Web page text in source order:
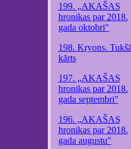
199. „AKAŠAS
hronikas par 2018.
gada oktobri"
198. Kryons. Tukšā
kārts
197. „AKAŠAS
hronikas par 2018.
gada septembri"
196. „AKAŠAS
hronikas par 2018.
gada augustu"